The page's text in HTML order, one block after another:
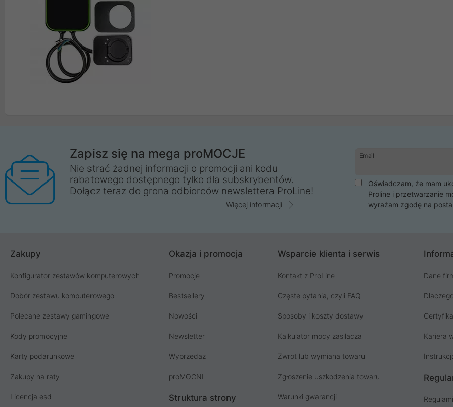
Zapisz się na mega proMOCJE
Nie strać żadnej informacji o promocji ani kodu
rabatowego dostępnego tylko dla subskrybentów.
Dołącz teraz do grona odbiorców newslettera ProLine!
Więcej informacji
Email
Oświadczam, że mam
Proline i przetwarzanie
wyrażam zgodę na
Zakupy
Konfigurator zestawów komputerowych
Dobór zestawu komputerowego
Polecane zestawy gamingowe
Kody promocyjne
Karty podarunkowe
Zakupy na raty
Licencja esd
Okazja i promocja
Promocje
Bestsellery
Nowości
Newsletter
Wyprzedaż
proMOCNI
Struktura strony
Wsparcie klienta i serwis
Kontakt z ProLine
Częste pytania, czyli FAQ
Sposoby i koszty dostawy
Kalkulator mocy zasilacza
Zwrot lub wymiana towaru
Zgłoszenie uszkodzenia towaru
Warunki gwarancji
Dane
Kariera